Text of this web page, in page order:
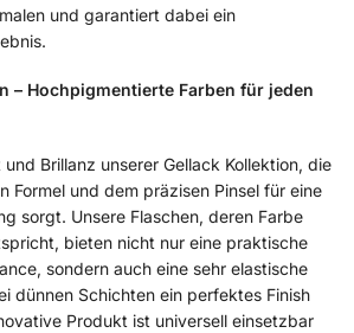
und garantiert dabei ein
– Hochpigmentierte Farben für jeden
Brillanz unserer Gellack Kollektion, die
Formel und dem präzisen Pinsel für eine
sorgt. Unsere Flaschen, deren Farbe
bieten nicht nur eine praktische
sondern auch eine sehr elastische
dünnen Schichten ein perfektes Finish
Produkt ist universell einsetzbar